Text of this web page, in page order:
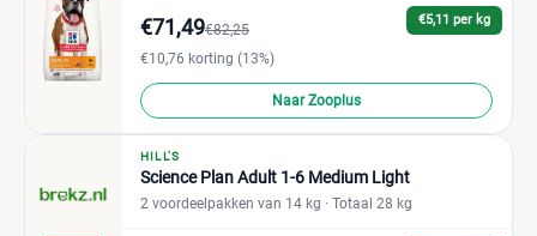
€5,11 per kg
€71,49€82,25
€10,76 korting (13%)
Naar Zooplus
HILL'S
Science Plan Adult 1-6 Medium Light
2 voordeelpakken van 14 kg · Totaal 28 kg